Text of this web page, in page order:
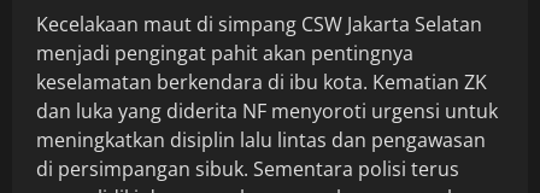
Kecelakaan maut di simpang CSW Jakarta Selatan
menjadi pengingat pahit akan pentingnya
keselamatan berkendara di ibu kota. Kematian ZK
dan luka yang diderita NF menyoroti urgensi untuk
meningkatkan disiplin lalu lintas dan pengawasan
di persimpangan sibuk. Sementara polisi terus